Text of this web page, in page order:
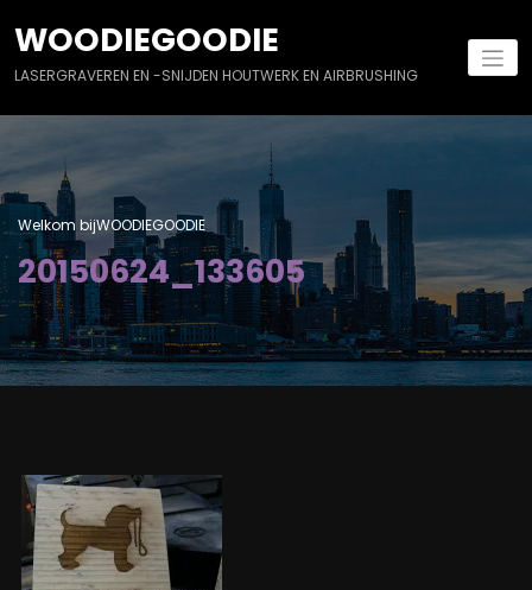
de
inhoud
springen
WOODIEGOODIE
LASERGRAVEREN EN -SNIJDEN HOUTWERK EN AIRBRUSHING
Welkom bijWOODIEGOODIE
20150624_133605